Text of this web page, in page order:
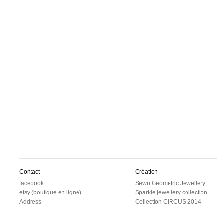
Contact
facebook
etsy (boutique en ligne)
Address
Création
Sewn Geometric Jewellery
Sparkle jewellery collection
Collection CIRCUS 2014